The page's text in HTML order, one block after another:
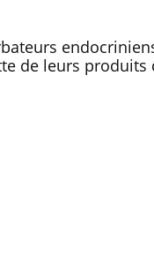
de leurs produits